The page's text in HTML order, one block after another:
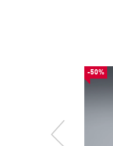
-50%